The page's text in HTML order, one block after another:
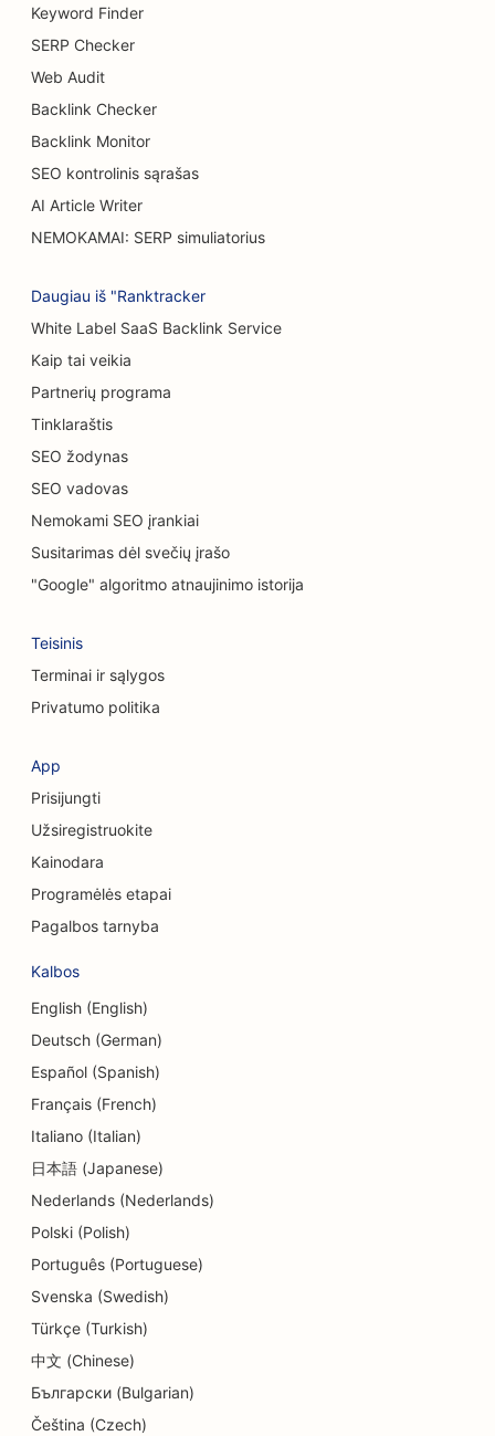
SEO švediško stalo restoranams
SEO mėsainių sunkvežimiams
SEO kavinėms
SEO tortų parduotuvėms
SEO automobilių salonams
Valymo paslaugų SEO
SEO chiropraktikams
SEO kačių kavinėms
Cheminio šveitimo paslaugų SEO
SEO drabužių parduotuvėms
SEO kavos parduotuvėms
SEO kosmetikos chirurgams
SEO konsultacinėms įmonėms
Delis SEO
SEO skolų konsultavimo paslaugoms
Valiutos keitimo paslaugų SEO
Šokių studijų SEO
Dermabrazijos paslaugų SEO
SEO optimizavimas vaikų priežiūros centrams
SEO odontologijos klinikoms
SEO restoranams
SEO keksiukų parduotuvėms
SEO švietimo ir vaikų priežiūros paslaugoms
SEO parduotuvėms, kuriose prekiaujama
keksiukais
SEO elektrikams
Keyword Finder
SERP Checker
Web Audit
Backlink Checker
Backlink Monitor
SEO kontrolinis sąrašas
AI Article Writer
NEMOKAMAI: SERP simuliatorius
Daugiau iš "Ranktracker
White Label SaaS Backlink Service
Kaip tai veikia
Partnerių programa
Tinklaraštis
SEO žodynas
SEO vadovas
Nemokami SEO įrankiai
Susitarimas dėl svečių įrašo
"Google" algoritmo atnaujinimo istorija
Teisinis
Terminai ir sąlygos
Privatumo politika
App
Prisijungti
Užsiregistruokite
Kainodara
Programėlės etapai
Pagalbos tarnyba
Kalbos
English (English)
Deutsch (German)
Español (Spanish)
Français (French)
Italiano (Italian)
日本語 (Japanese)
Nederlands (Nederlands)
Polski (Polish)
Português (Portuguese)
Svenska (Swedish)
Türkçe (Turkish)
中文 (Chinese)
Български (Bulgarian)
Čeština (Czech)